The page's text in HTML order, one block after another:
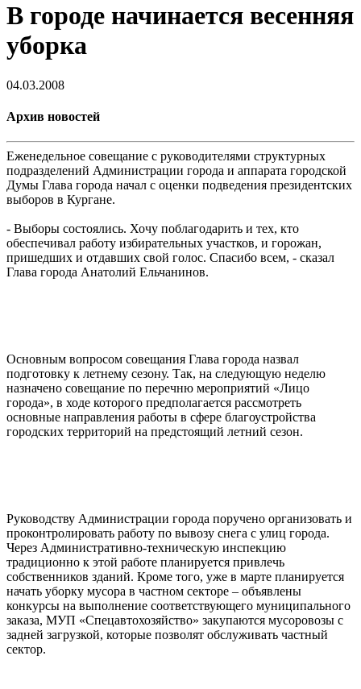
В городе начинается весенняя
уборка
04.03.2008
Архив новостей
Еженедельное совещание с руководителями структурных
подразделений Администрации города и аппарата городской
Думы Глава города начал с оценки подведения президентских
выборов в Кургане.
- Выборы состоялись. Хочу поблагодарить и тех, кто
обеспечивал работу избирательных участков, и горожан,
пришедших и отдавших свой голос. Спасибо всем, - сказал
Глава города Анатолий Ельчанинов.
Основным вопросом совещания Глава города назвал
подготовку к летнему сезону. Так, на следующую неделю
назначено совещание по перечню мероприятий «Лицо
города», в ходе которого предполагается рассмотреть
основные направления работы в сфере благоустройства
городских территорий на предстоящий летний сезон.
Руководству Администрации города поручено организовать и
проконтролировать работу по вывозу снега с улиц города.
Через Административно-техническую инспекцию
традиционно к этой работе планируется привлечь
собственников зданий. Кроме того, уже в марте планируется
начать уборку мусора в частном секторе – объявлены
конкурсы на выполнение соответствующего муниципального
заказа, МУП «Спецавтохозяйство» закупаются мусоровозы с
задней загрузкой, которые позволят обслуживать частный
сектор.